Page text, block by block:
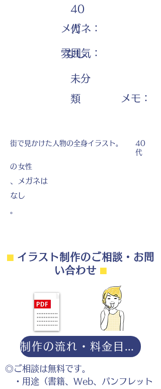
40
代
メガネ：
なし
雰囲気：
未分
類
​メモ：
街で見かけた人物の全身イラスト。
40
代
の 女性
、メガネは
なし
。
⬛︎イラスト制作のご相談・お問
い合わせ ⬛︎
◎ご相談は無料です。
・用途（書籍、Web、パンフレット